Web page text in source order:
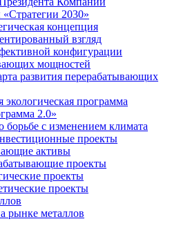
2030»
концепция
взгляд
конфигурации
мощностей
развития перерабатывающих
экологическая программа
2.0»
борьбе с изменением климата
проекты
активы
проекты
проекты
проекты
рынке металлов